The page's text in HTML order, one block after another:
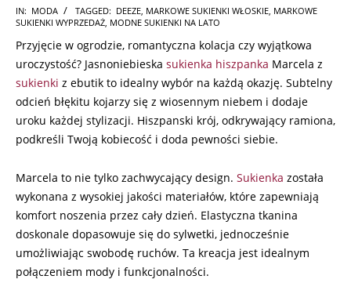
2025-
05-
28
IN: MODA TAGGED: DEEZE MARKOWE SUKIENKI WŁOSKIE MARKOWE
SUKIENKI WYPRZEDAŻ MODNE SUKIENKI NA LATO
Przyjęcie w ogrodzie, romantyczna kolacja czy wyjątkowa
uroczystość? Jasnoniebieska sukienka hiszpanka Marcela z
sukienki z ebutik to idealny wybór na każdą okazję. Subtelny
odcień błękitu kojarzy się z wiosennym niebem i dodaje
uroku każdej stylizacji. Hiszpanski krój, odkrywający ramiona,
podkreśli Twoją kobiecość i doda pewności siebie.
Marcela to nie tylko zachwycający design. Sukienka została
wykonana z wysokiej jakości materiałów, które zapewniają
komfort noszenia przez cały dzień. Elastyczna tkanina
doskonale dopasowuje się do sylwetki, jednocześnie
umożliwiając swobodę ruchów. Ta kreacja jest idealnym
połączeniem mody i funkcjonalności.